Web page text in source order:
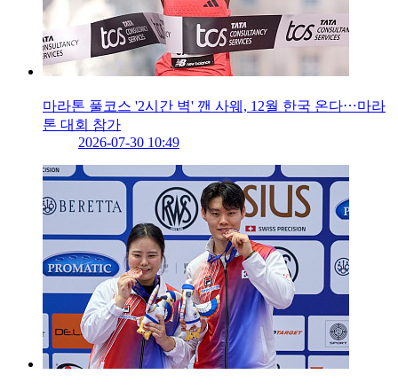
마라톤 풀코스 '2시간 벽' 깬 사웨, 12월 한국 온다⋯마라
톤 대회 참가
2026-07-30 10:49